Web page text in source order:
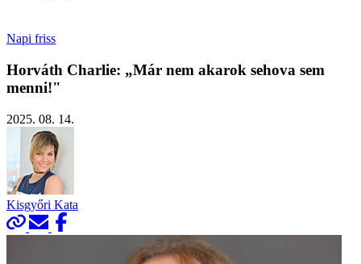
Napi friss
Horváth Charlie: „Már nem akarok sehova sem
menni!"
2025. 08. 14.
Kisgyőri Kata